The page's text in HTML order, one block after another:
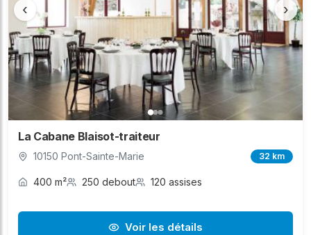
‹ ›
La Cabane Blaisot-traiteur
10150 Pont-Sainte-Marie 32 km
400 m² 250 debout 120 assises
Voir les détails